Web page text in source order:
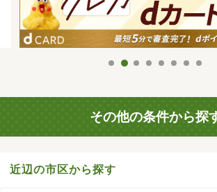
その他の条件から探
近辺の市区から探す